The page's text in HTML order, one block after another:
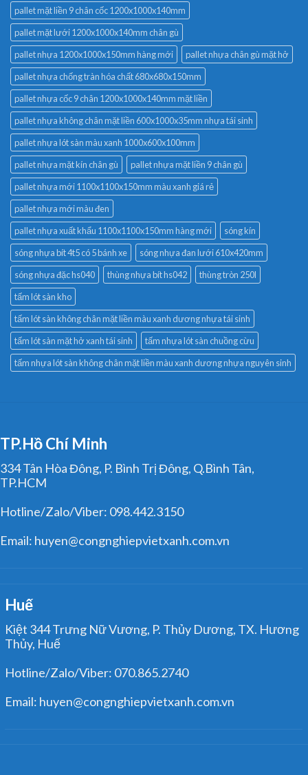
pallet mặt liền 9 chân cốc 1200x1000x140mm
pallet mặt lưới 1200x1000x140mm chân gù
pallet nhựa 1200x1000x150mm hàng mới
pallet nhựa chân gù mặt hở
pallet nhựa chống tràn hóa chất 680x680x150mm
pallet nhựa cốc 9 chân 1200x1000x140mm mặt liền
pallet nhựa không chân mặt liền 600x1000x35mm nhựa tái sinh
pallet nhựa lót sàn màu xanh 1000x600x100mm
pallet nhựa mặt kín chân gù
pallet nhựa mặt liền 9 chân gù
pallet nhựa mới 1100x1100x150mm màu xanh giá rẻ
pallet nhựa mới màu đen
pallet nhựa xuất khẩu 1100x1100x150mm hàng mới
sóng kín
sóng nhựa bít 4t5 có 5 bánh xe
sóng nhựa đan lưới 610x420mm
sóng nhựa đặc hs040
thùng nhựa bít hs042
thùng tròn 250l
tấm lót sàn kho
tấm lót sàn không chân mặt liền màu xanh dương nhựa tái sinh
tấm lót sàn mặt hở xanh tái sinh
tấm nhựa lót sàn chuồng cừu
tấm nhựa lót sàn không chân mặt liền màu xanh dương nhựa nguyên sinh
TP.Hồ Chí Minh
334 Tân Hòa Đông, P. Bình Trị Đông, Q.Bình Tân,
TP.HCM
Hotline/Zalo/Viber: 098.442.3150
Email: huyen@congnghiepvietxanh.com.vn
Huế
Kiệt 344 Trưng Nữ Vương, P. Thủy Dương, TX. Hương
Thủy, Huế
Hotline/Zalo/Viber: 070.865.2740
Email: huyen@congnghiepvietxanh.com.vn